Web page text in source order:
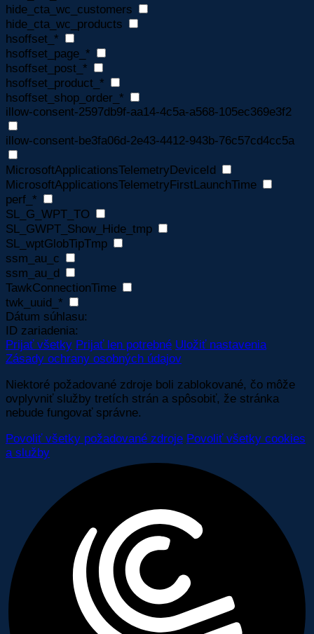
hide_cta_wc_customers
hide_cta_wc_products
hsoffset_*
hsoffset_page_*
hsoffset_post_*
hsoffset_product_*
hsoffset_shop_order_*
illow-consent-2597db9f-aa14-4c5a-a568-105ec369e3f2
illow-consent-be3fa06d-2e43-4412-943b-76c57cd4cc5a
MicrosoftApplicationsTelemetryDeviceId
MicrosoftApplicationsTelemetryFirstLaunchTime
perf_*
SL_G_WPT_TO
SL_GWPT_Show_Hide_tmp
SL_wptGlobTipTmp
ssm_au_c
ssm_au_d
TawkConnectionTime
twk_uuid_*
Dátum súhlasu:
ID zariadenia:
Prijať všetky Prijať len potrebné Uložiť nastavenia
Zásady ochrany osobných údajov
Niektoré požadované zdroje boli zablokované, čo môže
ovplyvniť služby tretích strán a spôsobiť, že stránka
nebude fungovať správne.
Povoliť všetky požadované zdroje Povoliť všetky cookies
a služby